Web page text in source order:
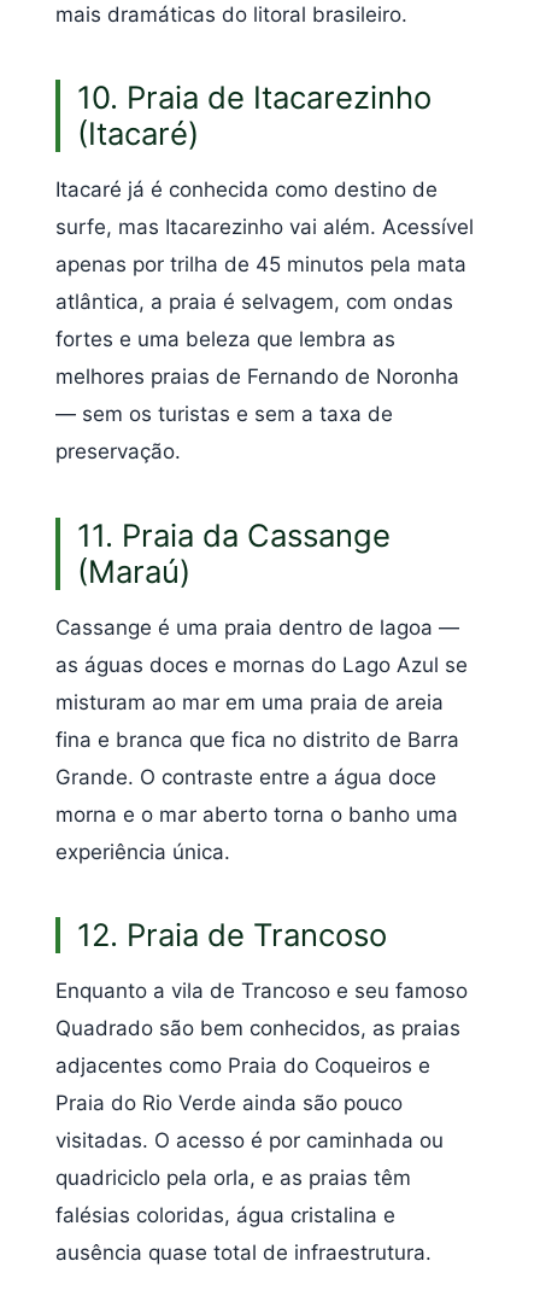
mais dramáticas do litoral brasileiro.
10. Praia de Itacarezinho
(Itacaré)
Itacaré já é conhecida como destino de
surfe, mas Itacarezinho vai além. Acessível
apenas por trilha de 45 minutos pela mata
atlântica, a praia é selvagem, com ondas
fortes e uma beleza que lembra as
melhores praias de Fernando de Noronha
— sem os turistas e sem a taxa de
preservação.
11. Praia da Cassange
(Maraú)
Cassange é uma praia dentro de lagoa —
as águas doces e mornas do Lago Azul se
misturam ao mar em uma praia de areia
fina e branca que fica no distrito de Barra
Grande. O contraste entre a água doce
morna e o mar aberto torna o banho uma
experiência única.
12. Praia de Trancoso
Enquanto a vila de Trancoso e seu famoso
Quadrado são bem conhecidos, as praias
adjacentes como Praia do Coqueiros e
Praia do Rio Verde ainda são pouco
visitadas. O acesso é por caminhada ou
quadriciclo pela orla, e as praias têm
falésias coloridas, água cristalina e
ausência quase total de infraestrutura.